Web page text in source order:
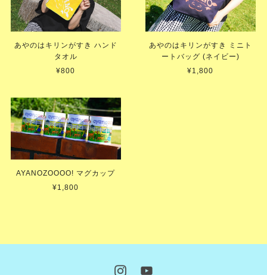
あやのはキリンがすき ハンド
タオル
¥800
あやのはキリンがすき ミニト
ートバッグ (ネイビー)
¥1,800
AYANOZOOOO! マグカップ
¥1,800